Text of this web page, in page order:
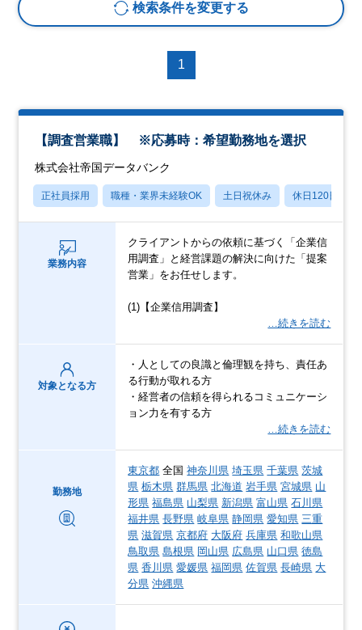
検索条件を変更する
1
【調査営業職】 ※応募時：希望勤務地を選択
株式会社帝国データバンク
正社員採用 職種・業界未経験OK 土日祝休み 休日120日以上
業務内容
クライアントからの依頼に基づく「企業信
用調査」と経営課題の解決に向けた「提案
営業」をお任せします。
(1)【企業信用調査】
…続きを読む
対象となる方
・人としての良識と倫理観を持ち、責任あ
る行動が取れる方
・経営者の信頼を得られるコミュニケーシ
ョン力を有する方
…続きを読む
勤務地
東京都 全国神奈川県 埼玉県 千葉県 茨城
県 栃木県 群馬県 北海道 岩手県 宮城県 山
形県 福島県 山梨県 新潟県 富山県 石川県
福井県 長野県 岐阜県 静岡県 愛知県 三重
県 滋賀県 京都府 大阪府 兵庫県 和歌山県
鳥取県 島根県 岡山県 広島県 山口県 徳島
県 香川県 愛媛県 福岡県 佐賀県 長崎県 大
分県 沖縄県